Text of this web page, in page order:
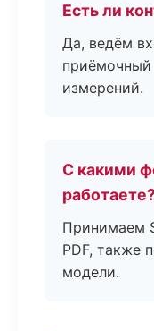
Есть ли
Да, ведём
приёмочный
измерений.
С какими
работаете?
Принимаем
PDF, также
модели.